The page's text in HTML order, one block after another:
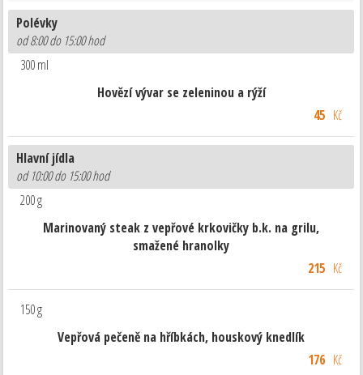
Polévky
od 8:00 do 15:00 hod
300 ml
Hovězí vývar se zeleninou a rýží
45 Kč
Hlavní jídla
od 10:00 do 15:00 hod
200 g
Marinovaný steak z vepřové krkovičky b.k. na grilu,
smažené hranolky
215 Kč
150 g
Vepřová pečeně na hříbkách, houskový knedlík
176 Kč